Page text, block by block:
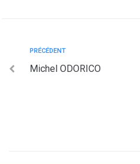
PRÉCÉDENT
Michel ODORICO